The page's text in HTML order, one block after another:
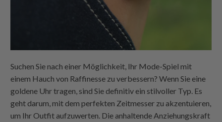
Suchen Sie nach einer Möglichkeit, Ihr Mode-Spiel mit
einem Hauch von Raffinesse zu verbessern? Wenn Sie eine
goldene Uhr tragen, sind Sie definitiv ein stilvoller Typ. Es
geht darum, mit dem perfekten Zeitmesser zu akzentuieren,
um Ihr Outfit aufzuwerten. Die anhaltende Anziehungskraft